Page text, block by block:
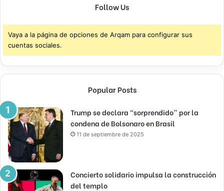
Follow Us
Vaya a la página de opciones de Arqam para configurar sus
cuentas sociales.
Popular Posts
Trump se declara “sorprendido” por la
condena de Bolsonaro en Brasil
11 de septiembre de 2025
Concierto solidario impulsa la construcción
del templo